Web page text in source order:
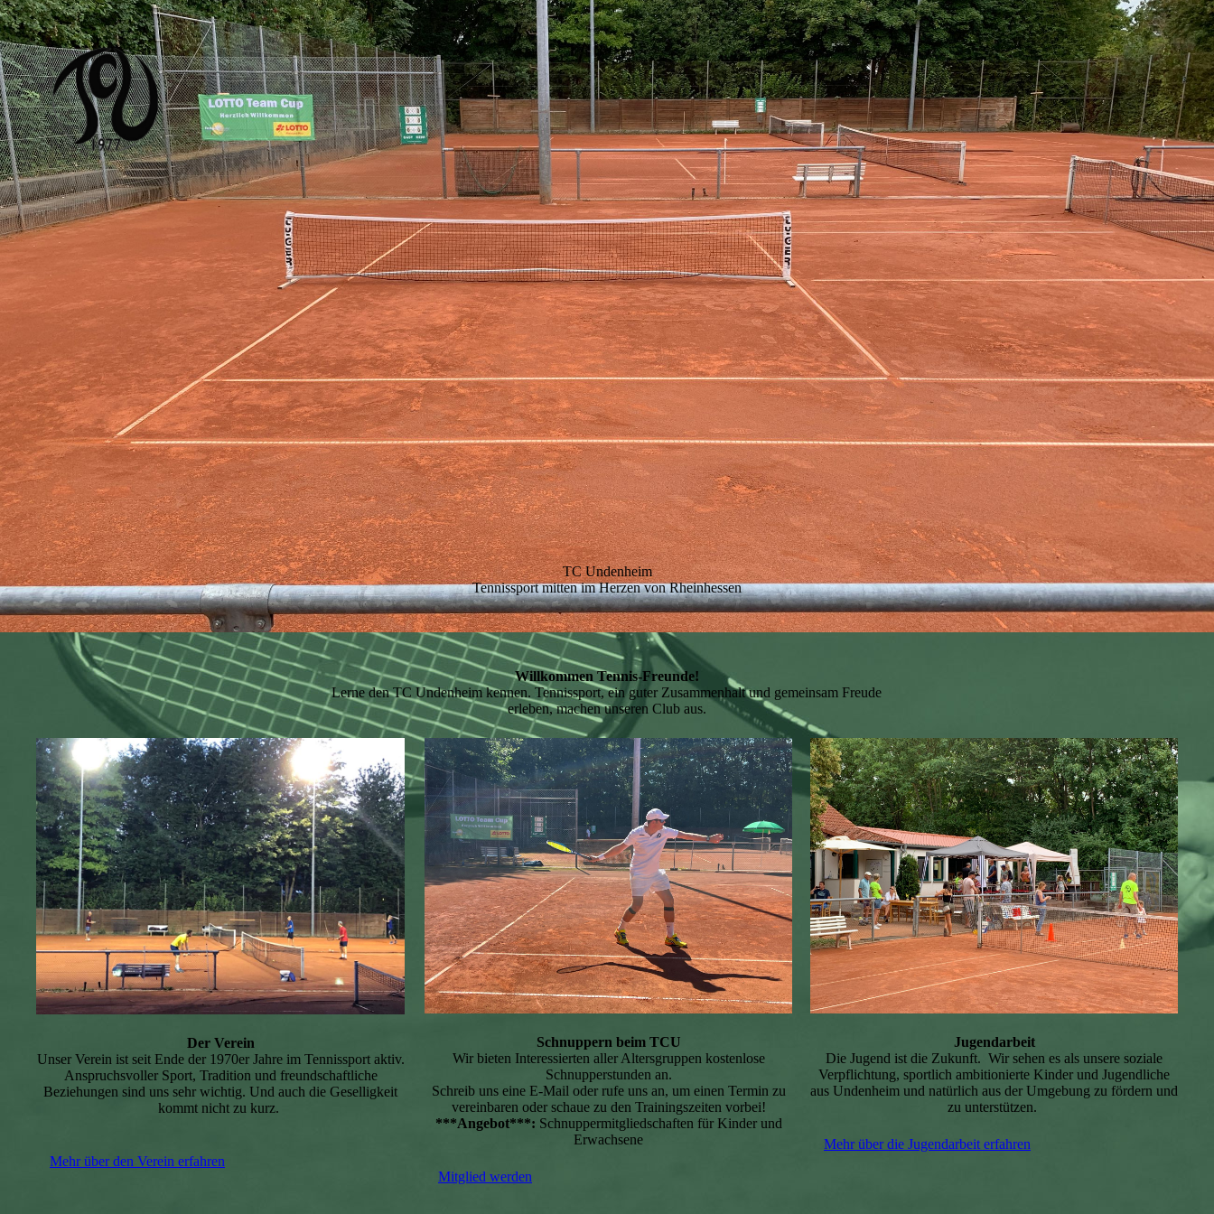
TC Undenheim
Tennissport mitten im Herzen von Rheinhessen
Willkommen Tennis-Freunde!
Lerne den TC Undenheim kennen. Tennissport, ein guter Zusammenhalt und gemeinsam Freude
erleben, machen unseren Club aus.
Der Verein
Unser Verein ist seit Ende der 1970er Jahre im Tennissport aktiv.
Anspruchsvoller Sport, Tradition und freundschaftliche
Beziehungen sind uns sehr wichtig. Und auch die Geselligkeit
kommt nicht zu kurz.
Mehr über den Verein erfahren
Schnuppern beim TCU
Wir bieten Interessierten aller Altersgruppen kostenlose
Schnupperstunden an.
Schreib uns eine E-Mail oder rufe uns an, um einen Termin zu
vereinbaren oder schaue zu den Trainingszeiten vorbei!
***Angebot***: Schnuppermitgliedschaften für Kinder und
Erwachsene
Mitglied werden
Jugendarbeit
Die Jugend ist die Zukunft. Wir sehen es als unsere soziale
Verpflichtung, sportlich ambitionierte Kinder und Jugendliche
aus Undenheim und natürlich aus der Umgebung zu fördern und
zu unterstützen.
Mehr über die Jugendarbeit erfahren